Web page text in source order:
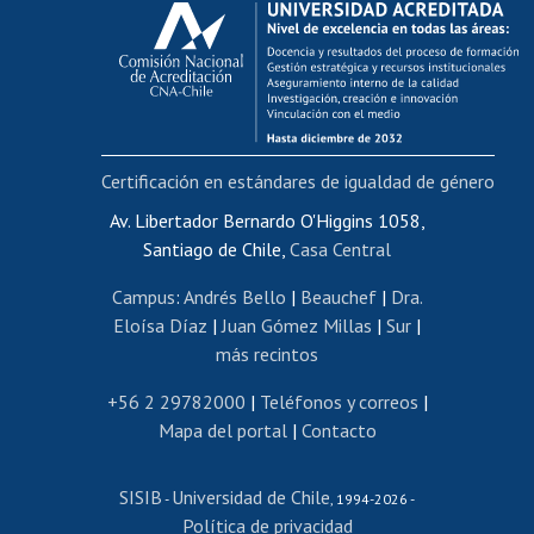
Postulación al AUCAI
Funcionarias/os
Cursos internos de capacitación
Bienestar del personal
Portal de movilidad interna
Certificado de renta
Certificado de renta honorarios
Editar páginas blancas
Extranjeras/os
Revalidación y reconocimiento de títulos
Postulación al Programa de Movilidad Estudiantil
Cursos de español
Av. Libertador Bernardo O'Higgins 1058,
Santiago de Chile, Casa Central
Campus: Andrés Bello | Beauchef| Dra.
Eloísa Díaz |Juan Gómez Millas | Sur |
más recintos
+56 2 29782000 | Teléfonos y correos |
Mapa del portal| Contacto
SISIB - Universidad de Chile, 1994-2026 -
Política de privacidad
Certificación en estándares de igualdad de género